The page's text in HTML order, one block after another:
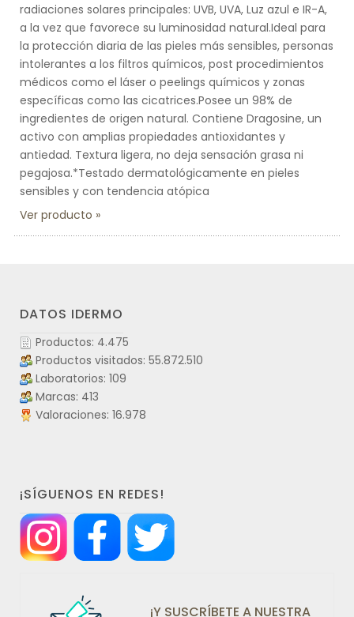
radiaciones solares principales: UVB, UVA, Luz azul e IR-A,
a la vez que favorece su luminosidad natural.Ideal para
la protección diaria de las pieles más sensibles, personas
intolerantes a los filtros químicos, post procedimientos
médicos como el láser o peelings químicos y zonas
específicas como las cicatrices.Posee un 98% de
ingredientes de origen natural. Contiene Dragosine, un
activo con amplias propiedades antioxidantes y
antiedad. Textura ligera, no deja sensación grasa ni
pegajosa.*Testado dermatológicamente en pieles
sensibles y con tendencia atópica
Ver producto
DATOS IDERMO
Productos: 4.475
Productos visitados: 55.872.510
Laboratorios: 109
Marcas: 413
Valoraciones: 16.978
¡SÍGUENOS EN REDES!
¡Y SUSCRÍBETE A NUESTRA